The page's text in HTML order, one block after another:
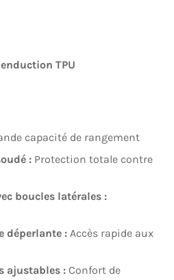
TPU
capacité de rangement
: Protection totale contre
boucles latérales :
déperlante : Accès rapide aux
ajustables : Confort de